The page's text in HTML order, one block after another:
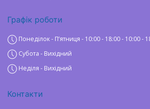
Графік роботи
Понеділок - Пʼятниця - 10:00 - 18:00 - 10:00 -
Субота - Вихідний
Неділя - Вихідний
Контакти